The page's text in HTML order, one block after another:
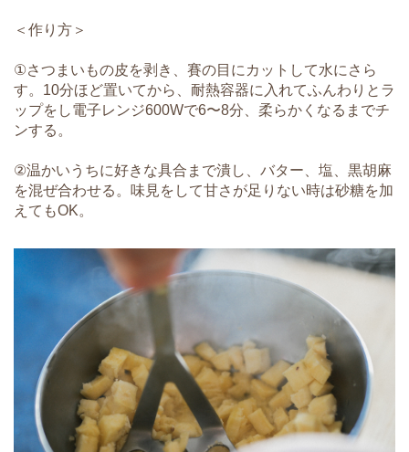
＜作り方＞
①さつまいもの皮を剥き、賽の目にカットして水にさら
す。10分ほど置いてから、耐熱容器に入れてふんわりとラ
ップをし電子レンジ600Wで6〜8分、柔らかくなるまでチ
ンする。
②温かいうちに好きな具合まで潰し、バター、塩、黒胡麻
を混ぜ合わせる。味見をして甘さが足りない時は砂糖を加
えてもOK。